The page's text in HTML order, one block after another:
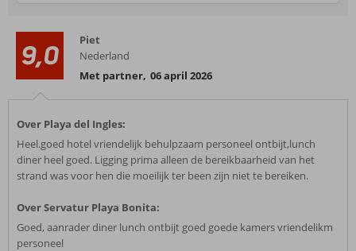
9,0
Piet
Nederland
Met partner, 06 april 2026
Over Playa del Ingles:
Heel.goed hotel vriendelijk behulpzaam personeel ontbijt,lunch
diner heel goed. Ligging prima alleen de bereikbaarheid van het
strand was voor hen die moeilijk ter been zijn niet te bereiken.
Over Servatur Playa Bonita:
Goed, aanrader diner lunch ontbijt goed goede kamers vriendelikm
personeel